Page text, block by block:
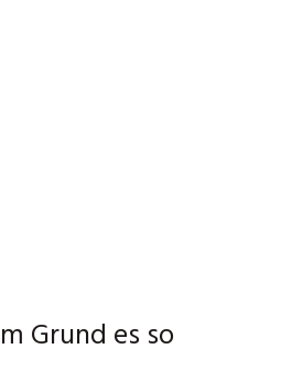
Grund es so